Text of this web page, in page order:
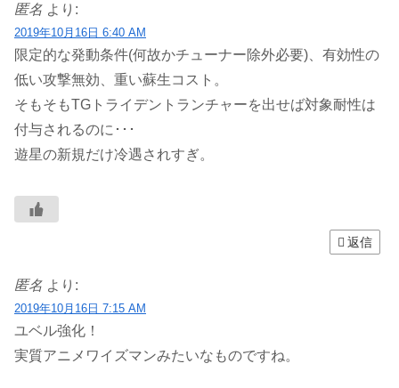
匿名 より:
2019年10月16日 6:40 AM
限定的な発動条件(何故かチューナー除外必要)、有効性の
低い攻撃無効、重い蘇生コスト。
そもそもTGトライデントランチャーを出せば対象耐性は
付与されるのに･･･
遊星の新規だけ冷遇されすぎ。
返信
匿名 より:
2019年10月16日 7:15 AM
ユベル強化！
実質アニメワイズマンみたいなものですね。